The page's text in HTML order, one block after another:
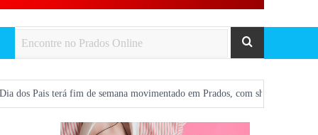
de semana movimentado em Prados, com show gratuito na Praça Central e